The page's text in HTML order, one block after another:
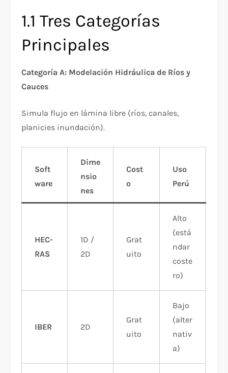
1.1 Tres Categorías
Principales
Categoría A: Modelación Hidráulica de Ríos y
Cauces
Simula flujo en lámina libre (ríos, canales,
planicies inundación).
Soft
ware
Dime
nsio
nes
Cost
o
Uso
Perú
HEC-
RAS
1D /
2D
Grat
uito
Alto
(está
ndar
coste
ro)
IBER 2D
Grat
uito
Bajo
(alter
nativ
a)